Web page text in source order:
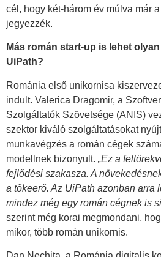
cél, hogy két-három év múlva már
jegyezzék.
Más román start-up is lehet
UiPath?
Románia első unikornisa
indult. Valerica Dragomir, a
Szolgáltatók Szövetsége (ANIS)
szektor kiváló szolgáltatásokat
munkavégzés a román cégek
modellnek bizonyult. „Ez a
fejlődési szakasza. A
a tőkeerő. Az UiPath azonban arra
mindez még egy román cégnek is
szerint még korai megmondani,
mikor, több román unikornis.